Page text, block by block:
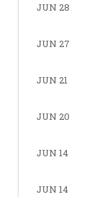
JUN 28
JUN 27
JUN 21
JUN 20
JUN 14
JUN 14